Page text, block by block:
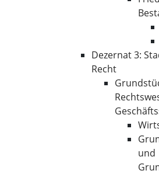
Dezernat 3:
Recht
und